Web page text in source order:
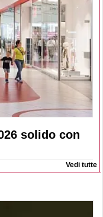
solido con
Vedi tutte